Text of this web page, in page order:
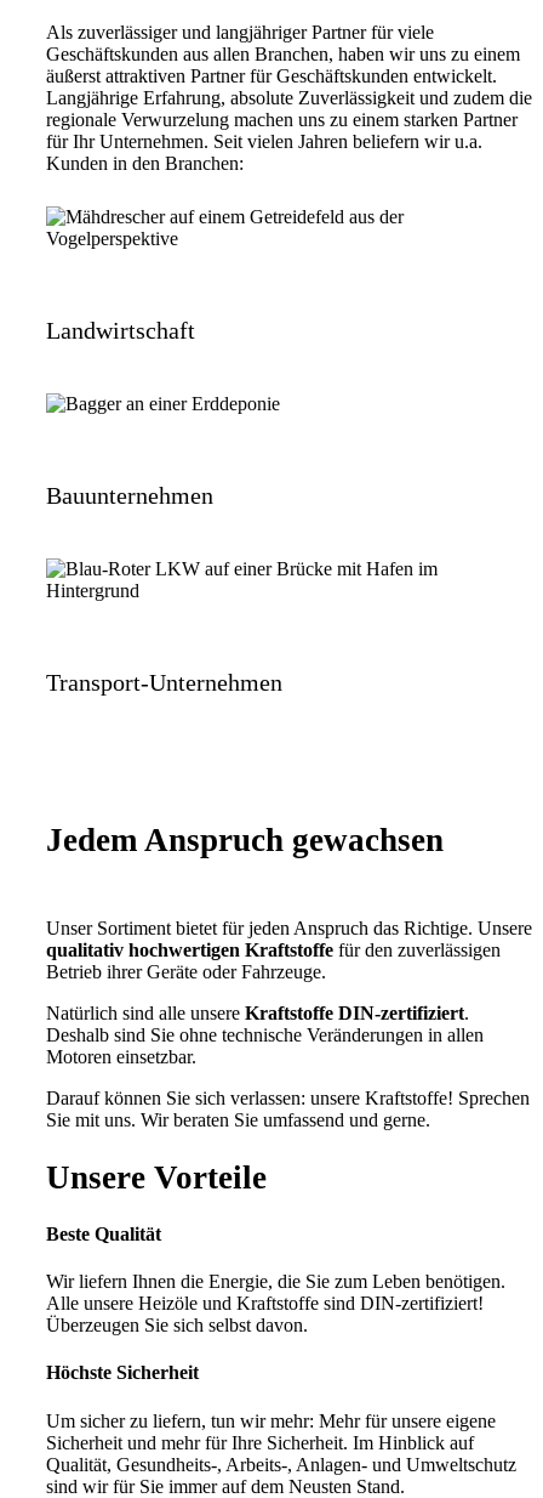
Als zuverlässiger und langjähriger Partner für viele
Geschäftskunden aus allen Branchen, haben wir uns zu einem
äußerst attraktiven Partner für Geschäftskunden entwickelt.
Langjährige Erfahrung, absolute Zuverlässigkeit und zudem die
regionale Verwurzelung machen uns zu einem starken Partner
für Ihr Unternehmen. Seit vielen Jahren beliefern wir u.a.
Kunden in den Branchen:
Landwirtschaft
Bauunternehmen
Transport-Unternehmen
Jedem Anspruch gewachsen
Unser Sortiment bietet für jeden Anspruch das Richtige. Unsere
qualitativ hochwertigen Kraftstoffe für den zuverlässigen
Betrieb ihrer Geräte oder Fahrzeuge.
Natürlich sind alle unsere Kraftstoffe DIN-zertifiziert.
Deshalb sind Sie ohne technische Veränderungen in allen
Motoren einsetzbar.
Darauf können Sie sich verlassen: unsere Kraftstoffe! Sprechen
Sie mit uns. Wir beraten Sie umfassend und gerne.
Unsere Vorteile
Beste Qualität
Wir liefern Ihnen die Energie, die Sie zum Leben benötigen.
Alle unsere Heizöle und Kraftstoffe sind DIN-zertifiziert!
Überzeugen Sie sich selbst davon.
Höchste Sicherheit
Um sicher zu liefern, tun wir mehr: Mehr für unsere eigene
Sicherheit und mehr für Ihre Sicherheit. Im Hinblick auf
Qualität, Gesundheits-, Arbeits-, Anlagen- und Umweltschutz
sind wir für Sie immer auf dem Neusten Stand.